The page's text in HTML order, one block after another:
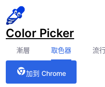
Color Picker
漸層 取色器 流
加到 Chrome